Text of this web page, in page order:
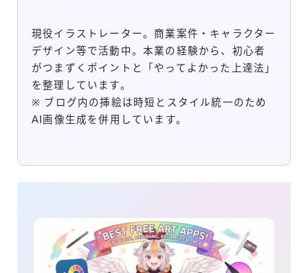
デザイン
YouTube
ご利用規約
現役イラストレーター。商業案件・キャラクター
デザイン等で活動中。本業の経験から、初心者
がつまずくポイントと「やってよかった上達法」
を整理しています。
※ ブログ内の挿絵は時短とスタイル統一のため
AI画像生成を併用しています。